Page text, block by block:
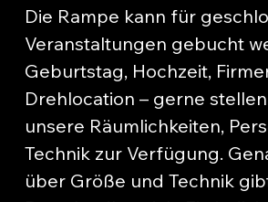
Die Rampe kann für
Veranstaltungen gebucht
Geburtstag, Hochzeit,
Drehlocation – gerne
unsere Räumlichkeiten,
Technik zur Verfügung.
über Größe und Technik